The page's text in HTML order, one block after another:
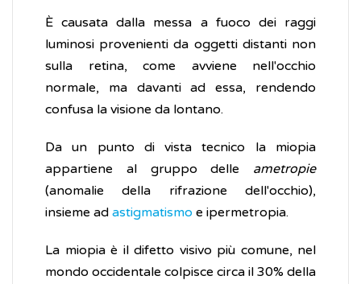
È causata dalla messa a fuoco dei raggi
luminosi provenienti da oggetti distanti non
sulla retina, come avviene nell'occhio
normale, ma davanti ad essa, rendendo
confusa la visione da lontano.
Da un punto di vista tecnico la miopia
appartiene al gruppo delle ametropie
(anomalie della rifrazione dell'occhio),
insieme ad astigmatismo e ipermetropia.
La miopia è il difetto visivo più comune, nel
mondo occidentale colpisce circa il 30% della